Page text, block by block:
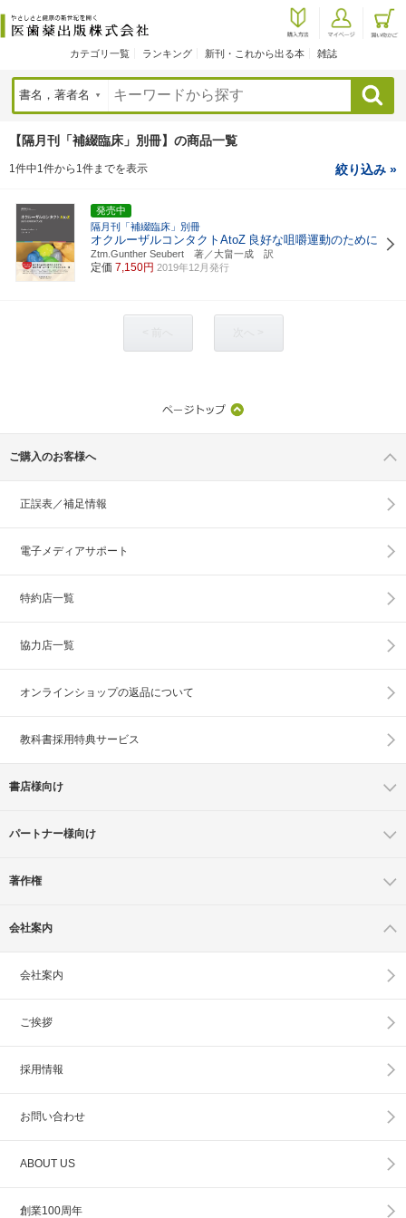
カテゴリ一覧 ランキング 新刊・これから出る本 雑誌
検索
【隔月刊「補綴臨床」別冊】の商品一覧
1件中1件から1件までを表示 絞り込み »
発売中
隔月刊「補綴臨床」別冊
オクルーザルコンタクトAtoZ 良好な咀嚼運動のために
Ztm.Gunther Seubert 著／大畠一成 訳
定価 7,150円 2019年12月発行
ご購入のお客様へ
正誤表／補足情報
電子メディアサポート
特約店一覧
協力店一覧
オンラインショップの返品について
教科書採用特典サービス
書店様向け
パートナー様向け
著作権
会社案内
会社案内
ご挨拶
採用情報
お問い合わせ
ABOUT US
創業100周年